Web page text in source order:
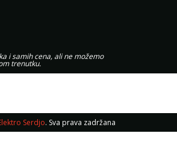
i samih cena, ali ne možemo
trenutku.
Serdjo. Sva prava zadržana